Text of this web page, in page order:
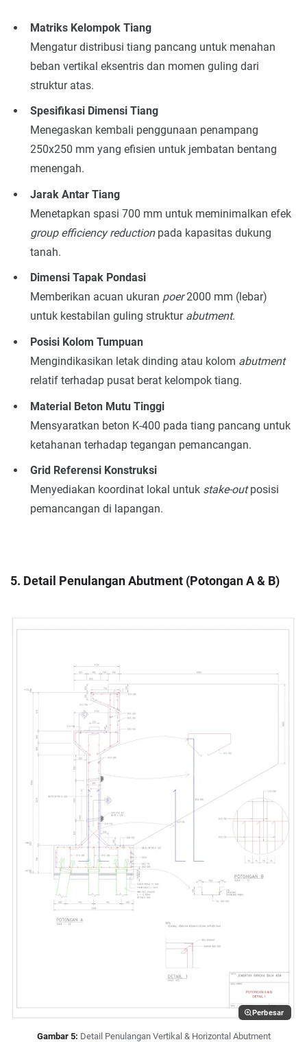
Matriks Kelompok Tiang
Mengatur distribusi tiang pancang untuk menahan
beban vertikal eksentris dan momen guling dari
struktur atas.
Spesifikasi Dimensi Tiang
Menegaskan kembali penggunaan penampang
250x250 mm yang efisien untuk jembatan bentang
menengah.
Jarak Antar Tiang
Menetapkan spasi 700 mm untuk meminimalkan efek
group efficiency reductionpada kapasitas dukung
tanah.
Dimensi Tapak Pondasi
Memberikan acuan ukuran poer2000 mm (lebar)
untuk kestabilan guling struktur abutment.
Posisi Kolom Tumpuan
Mengindikasikan letak dinding atau kolom abutment
relatif terhadap pusat berat kelompok tiang.
Material Beton Mutu Tinggi
Mensyaratkan beton K-400 pada tiang pancang untuk
ketahanan terhadap tegangan pemancangan.
Grid Referensi Konstruksi
Menyediakan koordinat lokal untuk stake-outposisi
pemancangan di lapangan.
5. Detail Penulangan Abutment (Potongan A & B)
Perbesar
Gambar 5: Detail Penulangan Vertikal & Horizontal Abutment